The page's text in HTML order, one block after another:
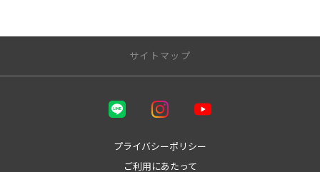
サイトマップ
トップページ | 鳥取でトヨタ車なら鳥取トヨペット
鳥取トヨペットってどんな会社？
プライバシーポリシー
ご利用にあたって